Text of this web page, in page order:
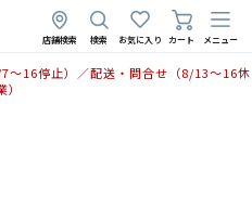
店舗検索 検索 お気に入り カート メニュー
〜16停止）／配送・問合せ（8/13〜16休
）